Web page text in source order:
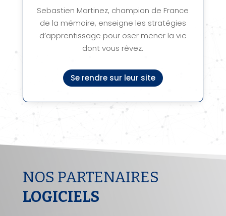
Sebastien Martinez, champion de France
de la mémoire, enseigne les stratégies
d’apprentissage pour oser mener la vie
dont vous rêvez.
Se rendre sur leur site
NOS PARTENAIRES
LOGICIELS